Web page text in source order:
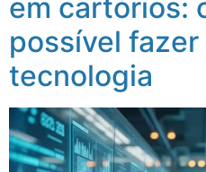
em cartórios:
possível fazer
tecnologia